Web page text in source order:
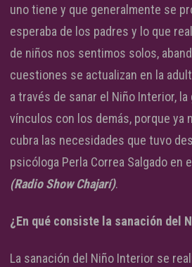
uno tiene y que generalmente se
esperaba de los padres y lo que
de niños nos sentimos solos,
cuestiones se actualizan en la
a través de sanar el Niño Interior,
vínculos con los demás, porque ya
cubra las necesidades que tuvo
psicóloga Perla Correa Salgado en
(Radio Show Chajarí).
¿En qué consiste la sanación del
La sanación del Niño Interior se